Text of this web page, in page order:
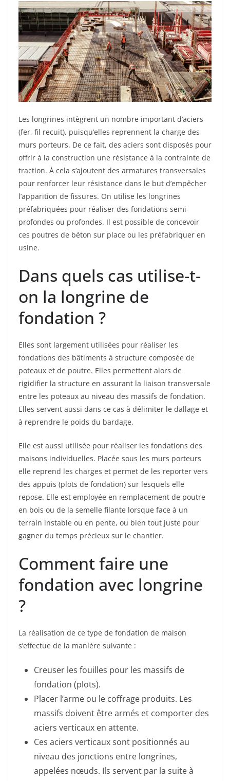
Les longrines intègrent un nombre important d’aciers
(fer, fil recuit), puisqu’elles reprennent la charge des
murs porteurs. De ce fait, des aciers sont disposés pour
offrir à la construction une résistance à la contrainte de
traction. À cela s’ajoutent des armatures transversales
pour renforcer leur résistance dans le but d’empêcher
l’apparition de fissures. On utilise les longrines
préfabriquées pour réaliser des fondations semi-
profondes ou profondes. Il est possible de concevoir
ces poutres de béton sur place ou les préfabriquer en
usine.
Dans quels cas utilise-t-
on la longrine de
fondation ?
Elles sont largement utilisées pour réaliser les
fondations des bâtiments à structure composée de
poteaux et de poutre. Elles permettent alors de
rigidifier la structure en assurant la liaison transversale
entre les poteaux au niveau des massifs de fondation.
Elles servent aussi dans ce cas à délimiter le dallage et
à reprendre le poids du bardage.
Elle est aussi utilisée pour réaliser les fondations des
maisons individuelles. Placée sous les murs porteurs
elle reprend les charges et permet de les reporter vers
des appuis (plots de fondation) sur lesquels elle
repose. Elle est employée en remplacement de poutre
en bois ou de la semelle filante lorsque face à un
terrain instable ou en pente, ou bien tout juste pour
gagner du temps précieux sur le chantier.
Comment faire une
fondation avec longrine
?
La réalisation de ce type de fondation de maison
s’effectue de la manière suivante :
Creuser les fouilles pour les massifs de
fondation (plots).
Placer l’arme ou le coffrage produits. Les
massifs doivent être armés et comporter des
aciers verticaux en attente.
Ces aciers verticaux sont positionnés au
niveau des jonctions entre longrines,
appelées nœuds. Ils servent par la suite à